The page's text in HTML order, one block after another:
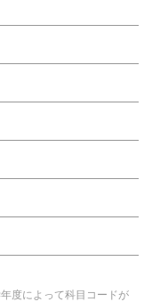
度によって科目コードが